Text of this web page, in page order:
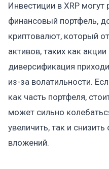
Инвестиции в XRP
финансовый портфель,
криптовалют, который
активов, таких как
диверсификация
из-за волатильности.
как часть портфеля,
может сильно
увеличить, так и
вложений.